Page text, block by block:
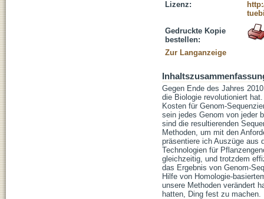
Lizenz:
Gedruckte Kopie
bestellen:
Zur Langanzeige
Gegen Ende des Jahres
die Biologie revolutioniert
Kosten für Genom-
sein jedes Genom von jeder
sind die resultierenden
Methoden, um mit den
präsentiere ich Auszüge aus
Technologien für
gleichzeitig, und trotzdem
das Ergebnis von Genom-
Hilfe von Homologie-
unsere Methoden verändert
hatten, Ding fest zu machen.